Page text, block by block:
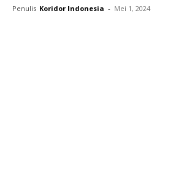
Penulis Koridor Indonesia - Mei 1, 2024